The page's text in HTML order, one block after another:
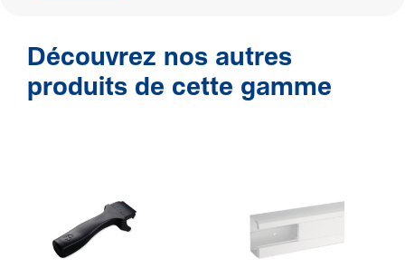
Découvrez nos autres
produits de cette gamme